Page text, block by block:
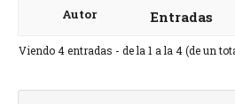
Autor Entradas
Viendo 4 entradas - de la 1 a la 4 (de un